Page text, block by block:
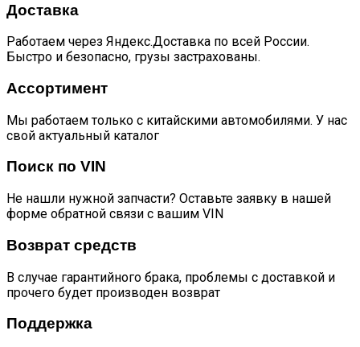
Доставка
Работаем через Яндекс.Доставка по всей России.
Быстро и безопасно, грузы застрахованы.
Ассортимент
Мы работаем только с китайскими автомобилями. У нас
свой актуальный каталог
Поиск по VIN
Не нашли нужной запчасти? Оставьте заявку в нашей
форме обратной связи с вашим VIN
Возврат средств
В случае гарантийного брака, проблемы с доставкой и
прочего будет производен возврат
Поддержка